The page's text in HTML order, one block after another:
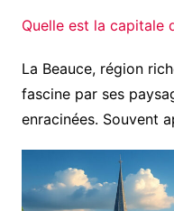
Quelle est la capitale
La Beauce, région
fascine par ses
enracinées. Souvent